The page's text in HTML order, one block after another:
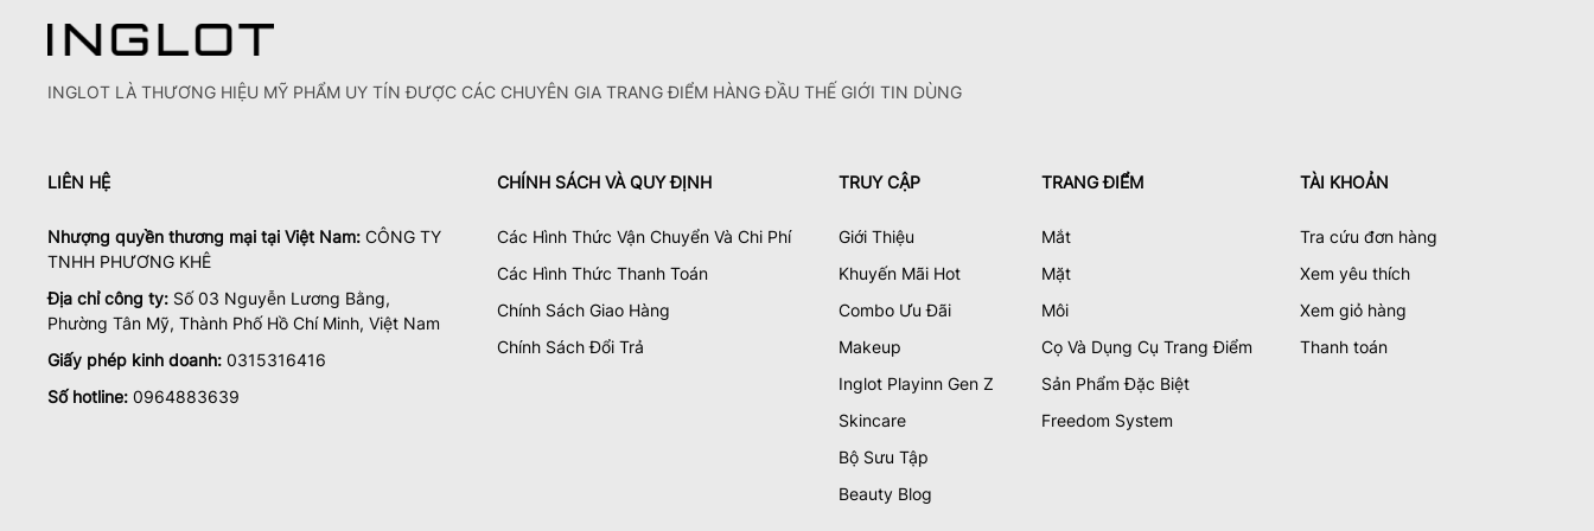
INGLOT LÀ THƯƠNG HIỆU MỸ PHẨM UY TÍN ĐƯỢC CÁC CHUYÊN GIA TRANG ĐIỂM HÀNG ĐẦU THẾ GIỚI TIN DÙNG
LIÊN HỆ
Nhượng quyền thương mại tại Việt Nam: CÔNG TY
TNHH PHƯƠNG KHÊ
Địa chỉ công ty: Số 03 Nguyễn Lương Bằng,
Phường Tân Mỹ, Thành Phố Hồ Chí Minh, Việt Nam
Giấy phép kinh doanh: 0315316416
Số hotline: 0964883639
CHÍNH SÁCH VÀ QUY ĐỊNH
Các Hình Thức Vận Chuyển Và Chi Phí
Các Hình Thức Thanh Toán
Chính Sách Giao Hàng
Chính Sách Đổi Trả
TRUY CẬP
Giới Thiệu
Khuyến Mãi Hot
Combo Ưu Đãi
Makeup
Inglot Playinn Gen Z
Skincare
Bộ Sưu Tập
Beauty Blog
TRANG ĐIỂM
Mắt
Mặt
Môi
Cọ Và Dụng Cụ Trang Điểm
Sản Phẩm Đặc Biệt
Freedom System
TÀI KHOẢN
Tra cứu đơn hàng
Xem yêu thích
Xem giỏ hàng
Thanh toán